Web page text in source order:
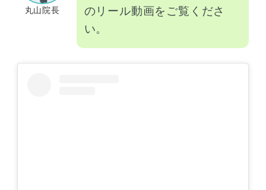
丸山院長
のリール動画をご覧くださ
い。